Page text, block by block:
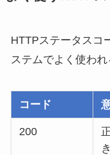
HTTPステータスコ
ステムでよく使わ
コード
200